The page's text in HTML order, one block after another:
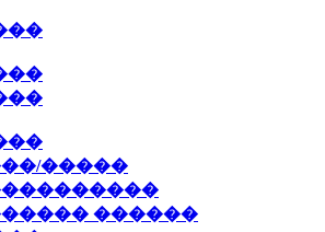
�����
������